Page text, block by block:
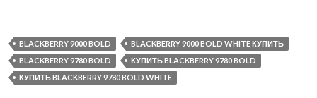
BLACKBERRY 9000 BOLD
BLACKBERRY 9000 BOLD WHITE КУПИТЬ
BLACKBERRY 9780 BOLD
КУПИТЬ BLACKBERRY 9780 BOLD
КУПИТЬ BLACKBERRY 9780 BOLD WHITE